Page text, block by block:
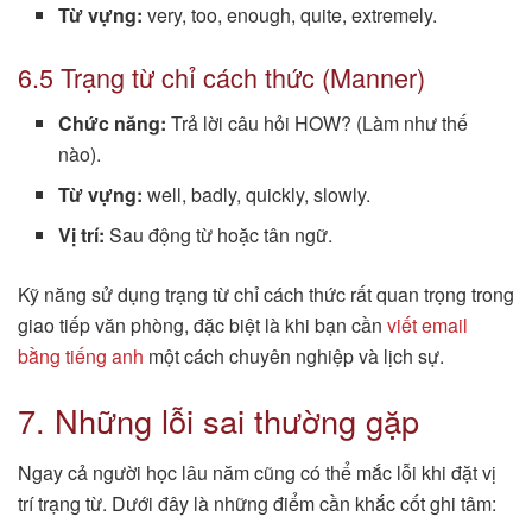
Từ vựng: very, too, enough, quite, extremely.
6.5 Trạng từ chỉ cách thức (Manner)
Chức năng: Trả lời câu hỏi HOW? (Làm như thế
nào).
Từ vựng: well, badly, quickly, slowly.
Vị trí: Sau động từ hoặc tân ngữ.
Kỹ năng sử dụng trạng từ chỉ cách thức rất quan trọng trong
giao tiếp văn phòng, đặc biệt là khi bạn cần viết email
bằng tiếng anh một cách chuyên nghiệp và lịch sự.
7. Những lỗi sai thường gặp
Ngay cả người học lâu năm cũng có thể mắc lỗi khi đặt vị
trí trạng từ. Dưới đây là những điểm cần khắc cốt ghi tâm: